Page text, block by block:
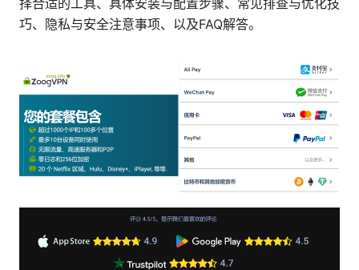
择合适的工具、具体安装与配置步骤、常见排查与优化技
巧、隐私与安全注意事项、以及FAQ解答。